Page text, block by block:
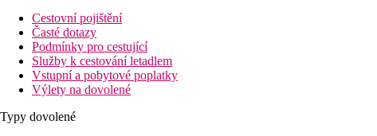
Cestovní pojištění
Časté dotazy
Podmínky pro cestující
Služby k cestování letadlem
Vstupní a pobytové poplatky
Výlety na dovolené
Typy dovolené